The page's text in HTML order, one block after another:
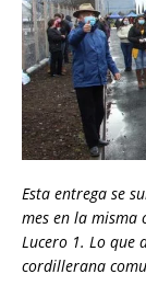
Esta entrega se
mes en la misma
Lucero 1. Lo que
cordillerana